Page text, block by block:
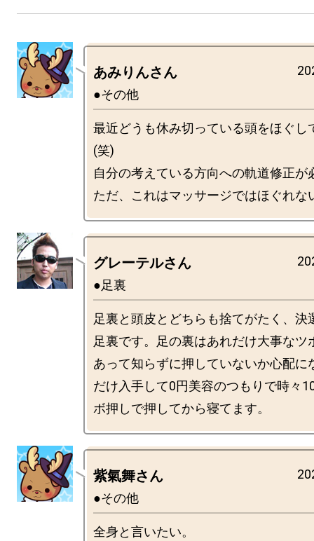
あみりんさん
●その他
最近どうも休み切っている頭をほぐし
(笑)
自分の考えている方向への軌道修正が
グレーテルさん
●足裏
足裏と頭皮とどちらも捨てがたく、決
足裏です。足の裏はあれだけ大事なツ
あって知らずに押していないか心配に
だけ入手して0円美容のつもりで時々
紫氣舞さん
●その他
全身と言いたい。